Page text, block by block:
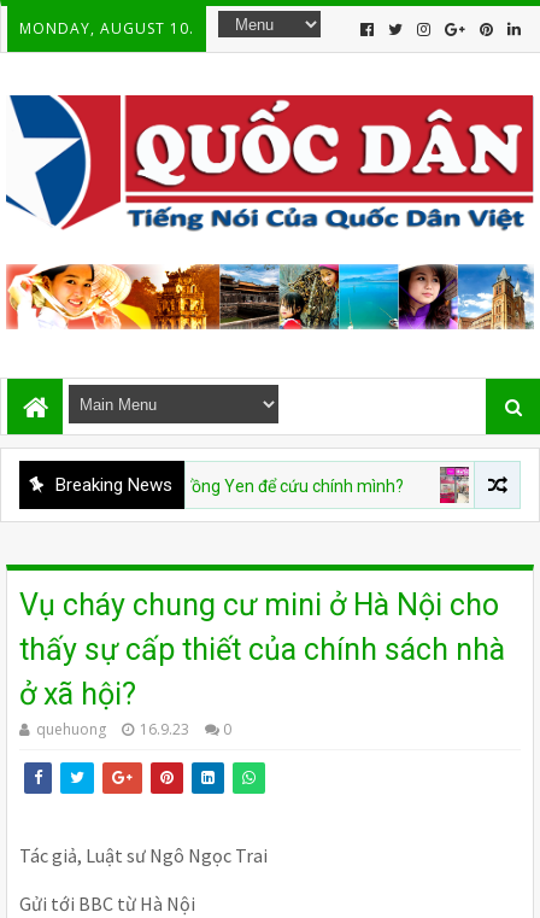
MONDAY, AUGUST 10.
Breaking News
08: Mỹ cứu đồng Yen để cứu chính mình? CHUYỆN VIỆT NAM
Vụ cháy chung cư mini ở Hà Nội cho
thấy sự cấp thiết của chính sách nhà
ở xã hội?
quehuong 16.9.23 0
Tác giả, Luật sư Ngô Ngọc Trai
Gửi tới BBC từ Hà Nội